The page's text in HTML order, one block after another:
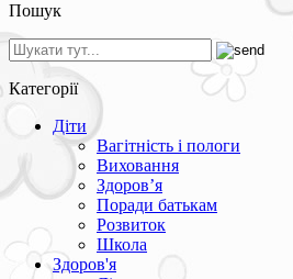
Пошук
Категорії
Діти
Вагітність і пологи
Виховання
Здоров’я
Поради батькам
Розвиток
Школа
Здоров'я